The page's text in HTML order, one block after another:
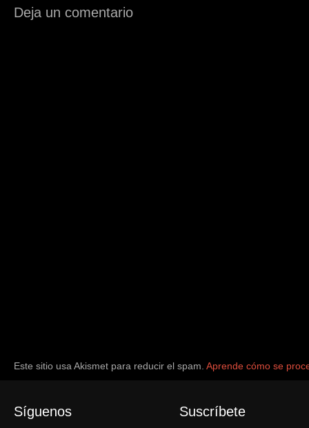
Deja un comentario
Este sitio usa Akismet para reducir el spam. Aprende cómo se
Síguenos Suscríbete